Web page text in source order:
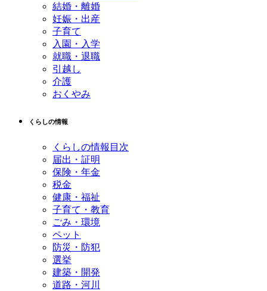
結婚・離婚
妊娠・出産
子育て
入園・入学
就職・退職
引越し
介護
おくやみ
くらしの情報
くらしの情報目次
届出・証明
保険・年金
税金
健康・福祉
子育て・教育
ごみ・環境
ペット
防災・防犯
選挙
建築・開発
道路・河川